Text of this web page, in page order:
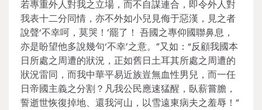
若專重外人對我之立場，而不自謀連合，即令外人對
我表十二分同情，亦不外如小兒見侮于惡漢，見之者
說聲‘不幸呵，莫哭！’罷了！ 吾國之專仰國聯鼻息，
亦是盼望他多說幾句‘不幸’之意。”又如：“反顧我國本
日所處之周遭的狀況，正如舊日土耳其所處之周遭的
狀況雷同，而我中華平易近族豈無血性男兒，而一任
日帝國主義之分割？凡我公民應速猛醒，臥薪嘗膽，
誓逝世恢復掉地、還我河山，以雪遠東病夫之羞辱！”